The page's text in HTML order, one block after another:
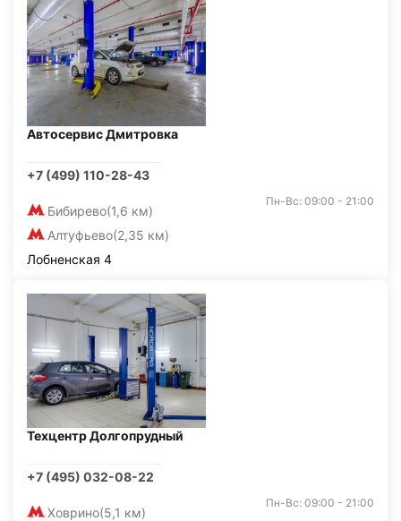
Автосервис Дмитровка
+7 (499) 110-28-43
Бибирево(1,6 км)
Алтуфьево(2,35 км)
Пн-Вс: 09:00 - 21:00
Лобненская 4
Техцентр Долгопрудный
+7 (495) 032-08-22
Ховрино(5,1 км)
Пн-Вс: 09:00 - 21:00